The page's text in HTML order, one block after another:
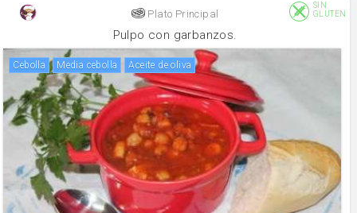
Plato Principal
SIN
GLUTEN
Pulpo con garbanzos.
cebolla Media cebolla aceite de oliva